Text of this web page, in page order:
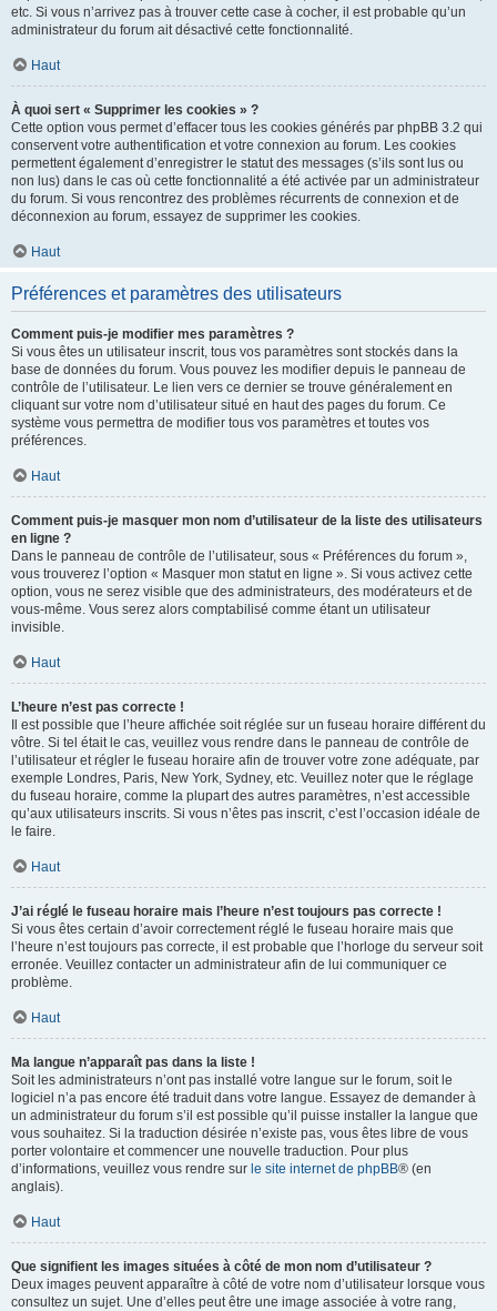
etc. Si vous n’arrivez pas à trouver cette case à cocher, il est probable qu’un
administrateur du forum ait désactivé cette fonctionnalité.
Haut
À quoi sert « Supprimer les cookies » ?
Cette option vous permet d’effacer tous les cookies générés par phpBB 3.2 qui
conservent votre authentification et votre connexion au forum. Les cookies
permettent également d’enregistrer le statut des messages (s’ils sont lus ou
non lus) dans le cas où cette fonctionnalité a été activée par un administrateur
du forum. Si vous rencontrez des problèmes récurrents de connexion et de
déconnexion au forum, essayez de supprimer les cookies.
Haut
Préférences et paramètres des utilisateurs
Comment puis-je modifier mes paramètres ?
Si vous êtes un utilisateur inscrit, tous vos paramètres sont stockés dans la
base de données du forum. Vous pouvez les modifier depuis le panneau de
contrôle de l’utilisateur. Le lien vers ce dernier se trouve généralement en
cliquant sur votre nom d’utilisateur situé en haut des pages du forum. Ce
système vous permettra de modifier tous vos paramètres et toutes vos
préférences.
Haut
Comment puis-je masquer mon nom d’utilisateur de la liste des utilisateurs
en ligne ?
Dans le panneau de contrôle de l’utilisateur, sous « Préférences du forum »,
vous trouverez l’option « Masquer mon statut en ligne ». Si vous activez cette
option, vous ne serez visible que des administrateurs, des modérateurs et de
vous-même. Vous serez alors comptabilisé comme étant un utilisateur
invisible.
Haut
L’heure n’est pas correcte !
Il est possible que l’heure affichée soit réglée sur un fuseau horaire différent du
vôtre. Si tel était le cas, veuillez vous rendre dans le panneau de contrôle de
l’utilisateur et régler le fuseau horaire afin de trouver votre zone adéquate, par
exemple Londres, Paris, New York, Sydney, etc. Veuillez noter que le réglage
du fuseau horaire, comme la plupart des autres paramètres, n’est accessible
qu’aux utilisateurs inscrits. Si vous n’êtes pas inscrit, c’est l’occasion idéale de
le faire.
Haut
J’ai réglé le fuseau horaire mais l’heure n’est toujours pas correcte !
Si vous êtes certain d’avoir correctement réglé le fuseau horaire mais que
l’heure n’est toujours pas correcte, il est probable que l’horloge du serveur soit
erronée. Veuillez contacter un administrateur afin de lui communiquer ce
problème.
Haut
Ma langue n’apparaît pas dans la liste !
Soit les administrateurs n’ont pas installé votre langue sur le forum, soit le
logiciel n’a pas encore été traduit dans votre langue. Essayez de demander à
un administrateur du forum s’il est possible qu’il puisse installer la langue que
vous souhaitez. Si la traduction désirée n’existe pas, vous êtes libre de vous
porter volontaire et commencer une nouvelle traduction. Pour plus
d’informations, veuillez vous rendre sur le site internet de phpBB® (en
anglais).
Haut
Que signifient les images situées à côté de mon nom d’utilisateur ?
Deux images peuvent apparaître à côté de votre nom d’utilisateur lorsque vous
consultez un sujet. Une d’elles peut être une image associée à votre rang,